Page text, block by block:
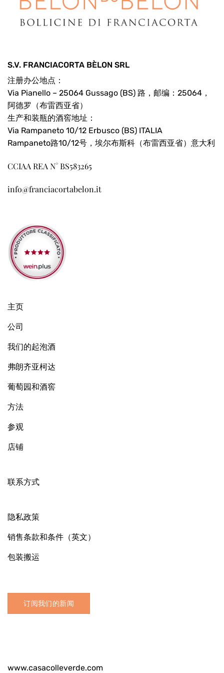
S.V. FRANCIACORTA BÈLON SRL
注册办公地点：
Via Pianello – 25064 Gussago (BS) 路，邮编：25064，
阿德罗（布雷西亚省）
生产和装瓶的酒窖地址：
Via Rampaneto 10/12 Erbusco (BS) ITALIA
Rampaneto路10/12号，埃尔布斯科（布雷西亚省）意大利
CCIAA REA N° BS583265
info@franciacortabelon.it
主页
公司
我们的起泡酒
弗朗齐亚柯达
葡萄园和酒窖
方法
参观
店铺
联系方式
隐私政策
销售条款和条件（英文）
包装搬运
订阅我们的新闻
www.casacolleverde.com